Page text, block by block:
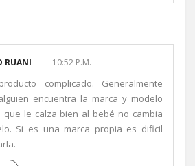
RUANI 10:52 P.M.
complicado. Generalmente
encuentra la marca y modelo
que le calza bien al bebé no cambia
Si es una marca propia es dificil